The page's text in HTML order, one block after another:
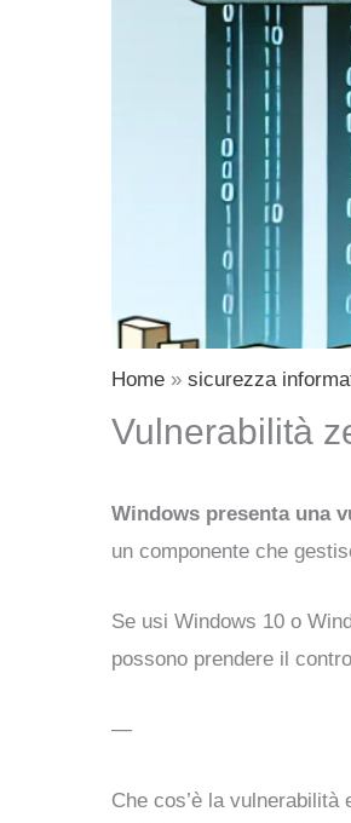
Home sicurezza
Vulnerabilità
Windows presenta una
un componente che
Se usi Windows 10 o
possono prendere il
—
Che cos’è la vulnerabilità